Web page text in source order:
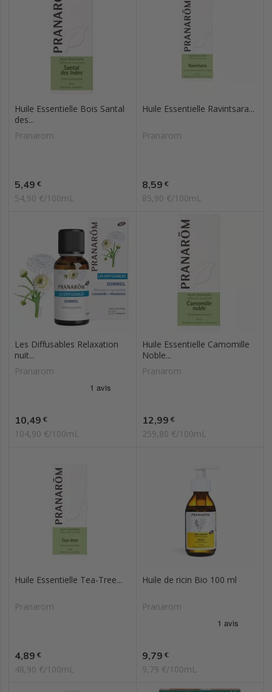
Huile Essentielle Bois Santal
des...
Pranarom
Prix
5,49 €
54,90 €/100mL
Huile Essentielle Ravintsara...
Pranarom
Prix
8,59 €
85,90 €/100mL
Les Diffusables Relaxation
nuit...
Pranarom
Prix
10,49 €
104,90 €/100mL
Huile Essentielle Camomille
Noble...
Pranarom
Prix
12,99 €
259,80 €/100mL
Huile Essentielle Tea-Tree...
Pranarom
Prix
4,89 €
48,90 €/100mL
Huile de ricin Bio 100 ml
Pranarom
Prix
9,79 €
9,79 €/100mL